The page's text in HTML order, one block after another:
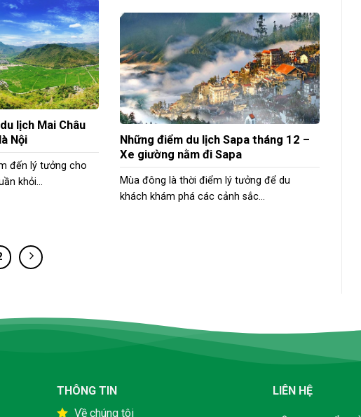
lịch Mai Châu
Nội
đến lý tưởng cho
khỏi...
Những điểm du lịch Sapa tháng 12 –
Xe giường nằm đi Sapa
Mùa đông là thời điểm lý tưởng để du
khách khám phá các cảnh sắc...
THÔNG TIN
Về chúng tôi
LIÊN HỆ